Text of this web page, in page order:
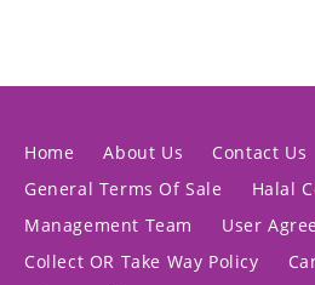
Home About Us
Contact Us
General Terms Of Sale
Halal
Management Team
User
Collect OR Take Way Policy